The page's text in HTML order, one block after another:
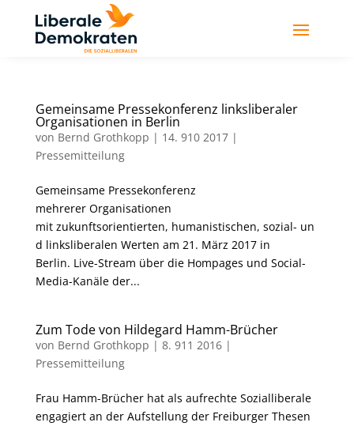
Gemeinsame Pressekonferenz linksliberaler
Organisationen in Berlin
von Bernd Grothkopp | 14. 910 2017|
Pressemitteilung
Gemeinsame Pressekonferenz
mehrerer Organisationen
mit zukunftsorientierten, humanistischen, sozial- un
d linksliberalen Werten am 21. März 2017 in
Berlin. Live-Stream über die Hompages und Social-
Media-Kanäle der...
Zum Tode von Hildegard Hamm-Brücher
von Bernd Grothkopp | 8. 911 2016|
Pressemitteilung
Frau Hamm-Brücher hat als aufrechte Sozialliberale
engagiert an der Aufstellung der Freiburger Thesen